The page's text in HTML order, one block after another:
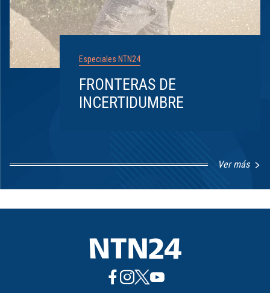
Especiales NTN24
FRONTERAS DE
INCERTIDUMBRE
Ver más
1
8